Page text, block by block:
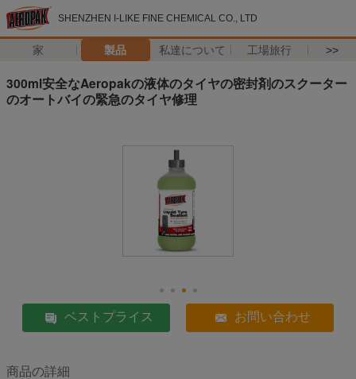
SHENZHEN I-LIKE FINE CHEMICAL CO., LTD
家 製品 私達について 工場旅行 >>
300ml安全なAeropakの液体のタイヤの密封剤のスクーター
のオートバイの緊急のタイヤ修理
ベストプライス お問い合わせ
商品の詳細